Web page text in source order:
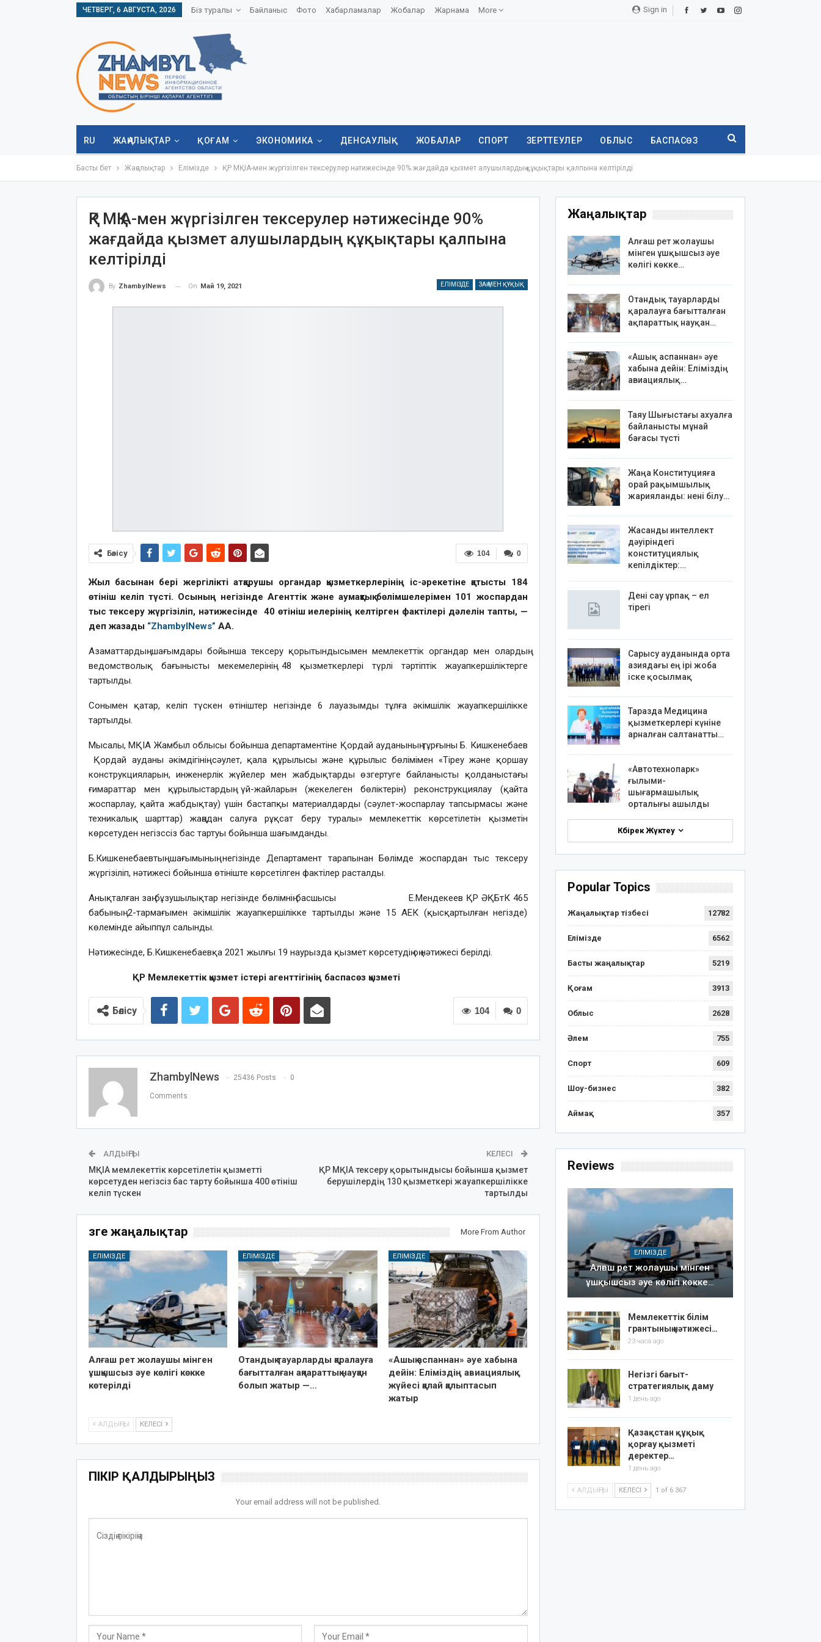
Sign in
ЧЕТВЕРГ, 6 АВГУСТА, 2026 Біз туралы Байланыс Фото Хабарламалар Жобалар Жарнама More
RU ЖАҢАЛЫҚТАР ҚОҒАМ ЭКОНОМИКА ДЕНСАУЛЫҚ ЖОБАЛАР СПОРТ ЗЕРТТЕУЛЕР ОБЛЫС БАСПАСӨЗ
Басты бет Жаңалықтар Елімізде ҚР МҚІА-мен жүргізілген тексерулер нәтижесінде 90% жағдайда қызмет алушылардың құқықтары қалпына келтірілді
ҚР МҚІА-мен жүргізілген тексерулер нәтижесінде 90%
жағдайда қызмет алушылардың құқықтары қалпына
келтірілді
ЕЛІМІЗДЕ ЗАҢ МЕН ҚҰҚЫҚ
By ZhambylNews On Май 19, 2021
0
104
Бөлісу
Жыл басынан бері жергілікті атқарушы органдар қызметкерлерінің іс-әрекетіне қатысты 184
өтінішкеліп түсті. Осының негізінде Агенттік және аумақтық бөлімшелерімен 101 жоспардан
тыс тексеру жүргізіліп, нәтижесінде 40 өтінішиелерінің келтірген фактілері дәлелін тапты, —
деп жазады“ZhambylNews” AA.
Азаматтардың шағымдары бойынша тексеру қорытындысыменмемлекеттік органдар мен олардың
ведомстволық бағынысты мекемелерінің 48 қызметкерлері түрлі тәртіптік жауапкершіліктерге
тартылды.
Сонымен қатар, келіп түскен өтініштер негізінде6 лауазымды тұлға әкімшілік жауапкершілікке
тартылды.
Мысалы, МҚІА Жамбыл облысы бойынша департаментіне Қордай ауданының тұрғыны Б. Кишкенебаев
Қордай ауданы әкімдігінің сәулет, қала құрылысы және құрылыс бөлімімен «Тіреу және қоршау
конструкцияларын, инженерлік жүйелер мен жабдықтарды өзгертуге байланысты қолданыстағы
ғимараттар мен құрылыстардың үй-жайларын (жекелеген бөліктерін) реконструкциялау (қайта
жоспарлау, қайта жабдықтау) үшін бастапқы материалдарды (сәулет-жоспарлау тапсырмасы және
техникалық шарттар) жаңадан салуғарұқсат беру туралы»мемлекеттік көрсетілетін қызметін
көрсетуден негізссіз бас тартуы бойынша шағымданды.
Б.Кишкенебаевтың шағымының негізінде Департамент тарапынан Бөлімде жоспардан тыс тексеру
жүргізіліп, нәтижесі бойынша өтініште көрсетілген фактілер расталды.
Анықталған заң бұзушылықтар негізінде бөлімнің басшысы Е.Мендекеев ҚР ӘҚБтК 465
бабының 2-тармағымен әкімшілік жауапкершілікке тартылды және 15 АЕК (қысқартылған негізде)
көлемінде айыппұл салынды.
Нәтижесінде, Б.Кишкенебаевқа 2021 жылғы 19 наурызда қызмет көрсетудің оң нәтижесі берілді.
ҚР Мемлекеттік қызмет істері агенттігінің баспасөз қызметі
0
104
Бөлісу
ZhambylNews 25436 Posts 0
Comments
АЛДЫҢҒЫ
МҚІА мемлекеттік көрсетілетін қызметті
көрсетуден негізсіз бас тарту бойынша 400 өтініш
келіп түскен
КЕЛЕСІ
ҚР МҚІА тексеру қорытындысы бойынша қызмет
берушілердің 130 қызметкері жауапкершілікке
тартылды
Өзге жаңалықтар More From Author
ЕЛІМІЗДЕ
Алғаш рет жолаушы мінген
ұшқышсыз әуе көлігі көкке
көтерілді
ЕЛІМІЗДЕ
Отандық тауарларды қаралауға
бағытталған ақпараттық науқан
болып жатыр —…
ЕЛІМІЗДЕ
«Ашық аспаннан» әуе хабына
дейін: Еліміздің авиациялық
жүйесі қалай қалыптасып
жатыр
АЛДЫҢҒЫ КЕЛЕСІ
ПІКІР ҚАЛДЫРЫҢЫЗ
Your email address will not be published.
Жаңалықтар
Алғаш рет жолаушы
мінген ұшқышсыз әуе
көлігі көкке…
Отандық тауарларды
қаралауға бағытталған
ақпараттық науқан…
«Ашық аспаннан» әуе
хабына дейін: Еліміздің
авиациялық…
Таяу Шығыстағы ахуалға
байланысты мұнай
бағасы түсті
Жаңа Конституцияға
орай рақымшылық
жарияланды: нені білу…
Жасанды интеллект
дәуіріндегі
конституциялық
кепілдіктер:…
Дені сау ұрпақ – ел
тірегі
Сарысу ауданында орта
азиядағы ең ірі жоба
іске қосылмақ
Таразда Медицина
қызметкерлері күніне
арналған салтанатты…
«Автотехнопарк»
ғылыми-
шығармашылық
орталығы ашылды
Көбірек Жүктеу
Popular Topics
Жаңалықтар тізбесі 12782
Елімізде 6562
Басты жаңалықтар 5219
Қоғам 3913
Облыс 2628
Әлем 755
Спорт 609
Шоу-бизнес 382
Аймақ 357
Reviews
ЕЛІМІЗДЕ
Алғаш рет жолаушы мінген
ұшқышсыз әуе көлігі көкке…
Мемлекеттік білім
грантының нәтижесі…
23 часа ago
Негізгі бағыт-
стратегиялық даму
1 день ago
Қазақстан құқық
қорғау қызметі
деректер…
1 день ago
АЛДЫҢҒЫ КЕЛЕСІ 1 of 6 367